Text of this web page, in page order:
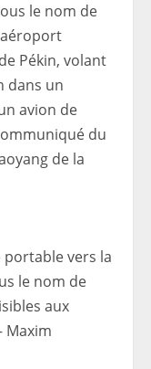
le nom de
aéroport
Pékin, volant
dans un
avion de
du
de la
vers la
le nom de
aux
Maxim